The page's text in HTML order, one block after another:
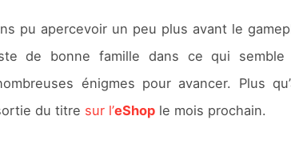
pu apercevoir un peu plus avant le
de bonne famille dans ce qui semble
énigmes pour avancer. Plus
du titre sur l’eShople mois prochain.